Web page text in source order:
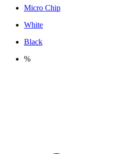
Micro Chip
White
Black
%